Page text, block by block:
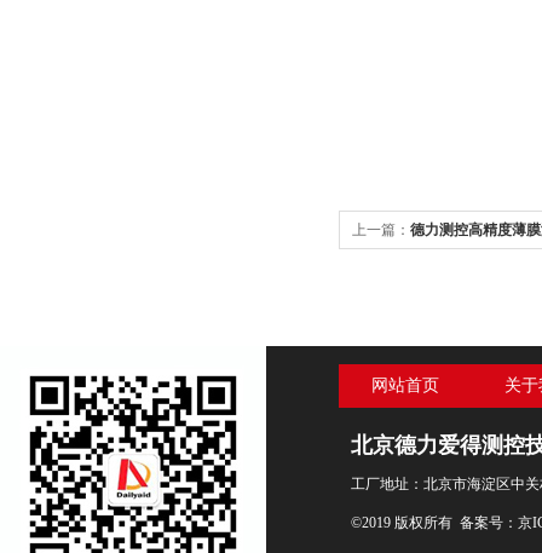
上一篇： 德力测控高精度薄
网站首页 关
北京德力爱得测控
工厂地址：北京市海淀区中
©2019 版权所有 备案号： 京